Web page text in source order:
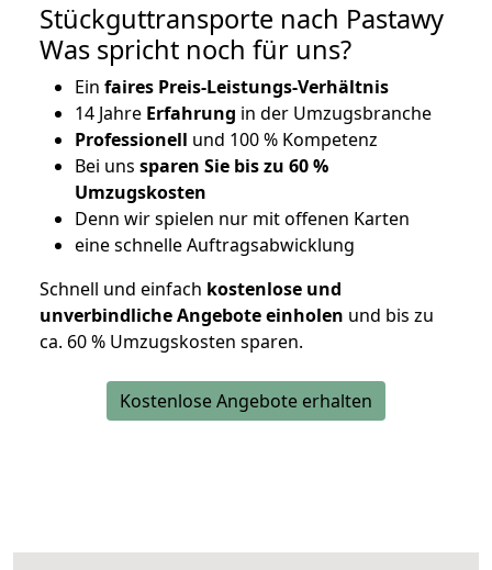
Stückguttransporte nach Pastawy
Was spricht noch für uns?
Ein faires Preis-Leistungs-Verhältnis
14 Jahre Erfahrung in der Umzugsbranche
Professionell und 100 % Kompetenz
Bei uns sparen Sie bis zu 60 %
Umzugskosten
Denn wir spielen nur mit offenen Karten
eine schnelle Auftragsabwicklung
Schnell und einfach kostenlose und
unverbindliche Angebote einholen und bis zu
ca. 60 % Umzugskosten sparen.
Kostenlose Angebote erhalten